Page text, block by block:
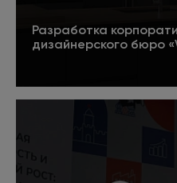
Разработка
дизайнерского бюро
Подробнее